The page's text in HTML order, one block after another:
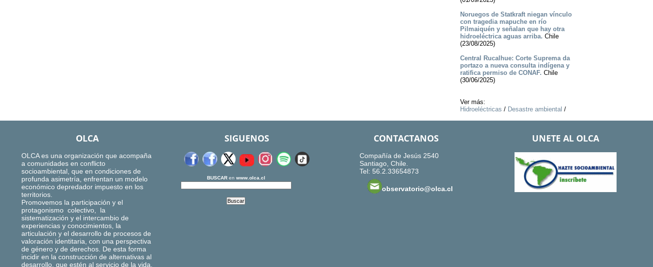
Noruegos de Statkraft niegan vínculo
con tragedia mapuche en río
Pilmaiquén y señalan que hay otra
hidroeléctrica aguas arriba. Chile
(23/08/2025)
Central Rucalhue: Corte Suprema da
portazo a nueva consulta indígena y
ratifica permiso de CONAF. Chile
(30/06/2025)
Ver más:
Hidroeléctricas / Desastre ambiental /
OLCA
OLCA es una organización que acompaña
a comunidades en conflicto
socioambiental, que en condiciones de
profunda asimetría, enfrentan un modelo
económico depredador impuesto en los
territorios.
Promovemos la participación y el
protagonismo colectivo, la
sistematización y el intercambio de
experiencias y conocimientos, la
articulación y el desarrollo de procesos de
valoración identitaria, con una perspectiva
de género y de derechos. De esta forma
incidir en la construcción de alternativas al
desarrollo, que estén al servicio de la vida,
SIGUENOS
BUSCARen www.olca.cl
CONTACTANOS
Compañía de Jesús 2540
Santiago, Chile.
Tel: 56.2.33654873
observatorio@olca.cl
UNETE AL OLCA